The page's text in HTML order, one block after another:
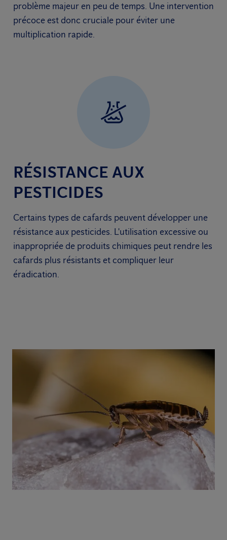
problème majeur en peu de temps. Une intervention
précoce est donc cruciale pour éviter une
multiplication rapide.
RÉSISTANCE AUX
PESTICIDES
Certains types de cafards peuvent développer une
résistance aux pesticides. L'utilisation excessive ou
inappropriée de produits chimiques peut rendre les
cafards plus résistants et compliquer leur
éradication.